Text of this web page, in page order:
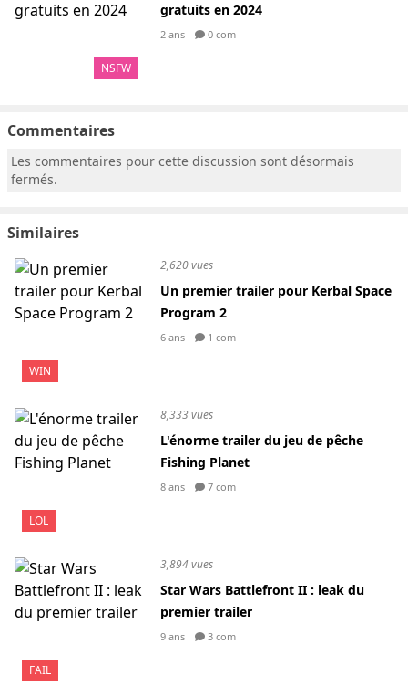
NSFW
gratuits en 2024
2 ans 0 com
Commentaires
Les commentaires pour cette discussion sont désormais
fermés.
Similaires
WIN
2,620 vues
Un premier trailer pour Kerbal Space
Program 2
6 ans 1 com
LOL
8,333 vues
L'énorme trailer du jeu de pêche
Fishing Planet
8 ans 7 com
FAIL
3,894 vues
Star Wars Battlefront II : leak du
premier trailer
9 ans 3 com